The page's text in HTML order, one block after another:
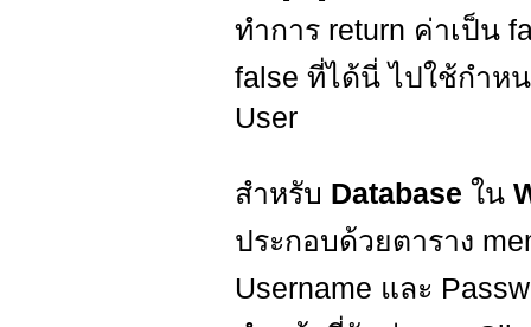
ทำการ return ค่าเป็น
false ที่ได้นี่ ไปใช้กำห
User
สำหรับ Database ใน
ประกอบด้วยตาราง
Username และ